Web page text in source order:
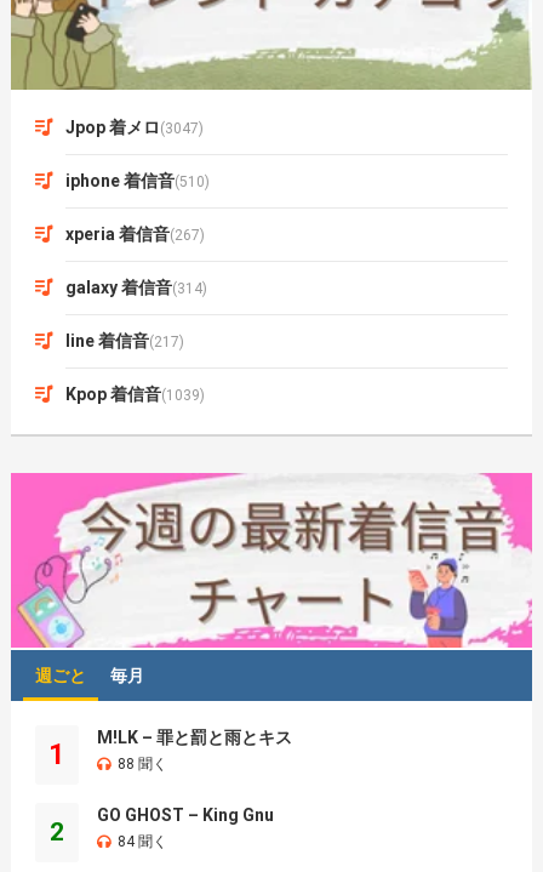
Jpop 着メロ (3047)
iphone 着信音(510)
xperia 着信音(267)
galaxy 着信音(314)
line 着信音(217)
Kpop 着信音(1039)
週ごと 毎月
1
M!LK – 罪と罰と雨とキス
88 聞く
2
GO GHOST – King Gnu
84 聞く